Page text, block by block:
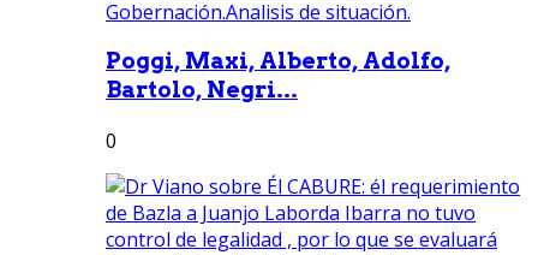
Poggi, Maxi, Alberto, Adolfo,
Bartolo, Negri...
0